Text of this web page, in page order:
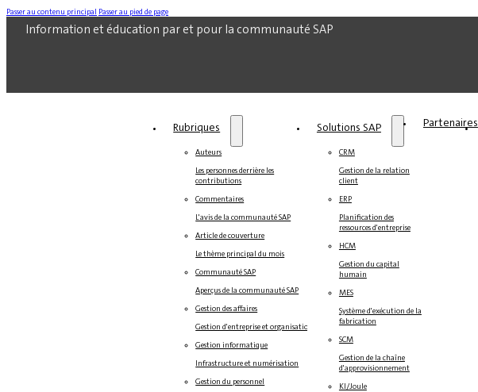
Passer au contenu principal Passer au pied de page
Information et éducation par et pour la communauté SAP
Rubriques
Auteurs
Les personnes derrière les
contributions
Commentaires
L'avis de la communauté SAP
Article de couverture
Le thème principal du mois
Communauté SAP
Aperçus de la communauté SAP
Gestion des affaires
Gestion d'entreprise et organisation
Gestion informatique
Infrastructure et numérisation
Gestion du personnel
Solutions SAP
CRM
Gestion de la relation
client
ERP
Planification des
ressources d'entreprise
HCM
Gestion du capital
humain
MES
Système d'exécution de la
fabrication
SCM
Gestion de la chaîne
d'approvisionnement
KI/Joule
Partenaires